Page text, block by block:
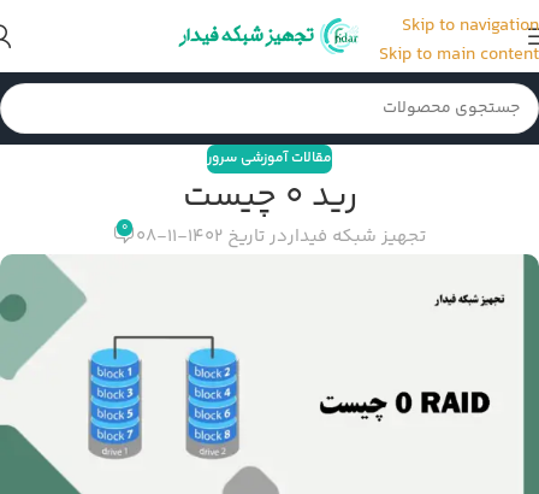
Skip to navigation
Skip to main content
مقالات آموزشی سرور
رید 0 چیست
تجهیز شبکه فیداردر تاریخ 1402-11-08 0